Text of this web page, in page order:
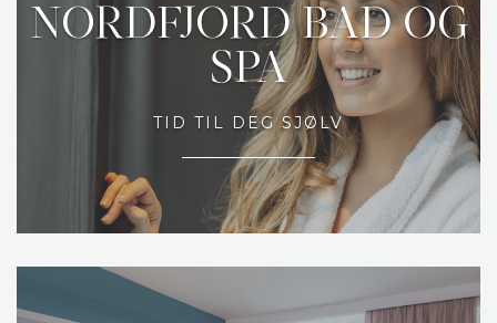
NORDFJORD BAD OG
SPA
TID TIL DEG SJØLV